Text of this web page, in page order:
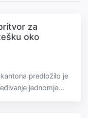
za
oko
predložilo je
jednomje...